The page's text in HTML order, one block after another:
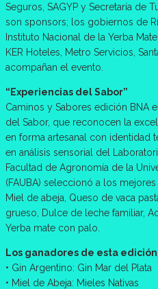
Seguros, SAGYP y Secretaría de
son sponsors; los gobiernos de
Instituto Nacional de la Yerba
KER Hoteles, Metro Servicios,
acompañan el evento.
“Experiencias del Sabor”
Caminos y Sabores edición BNA
del Sabor, que reconocen la
en forma artesanal con identidad
en análisis sensorial del
Facultad de Agronomía de la
(FAUBA) seleccionó a los
Miel de abeja, Queso de vaca
grueso, Dulce de leche familiar,
Yerba mate con palo.
Los ganadores de esta
• Gin Argentino: Gin Mar del Plata
• Miel de Abeja: Mieles Nativas